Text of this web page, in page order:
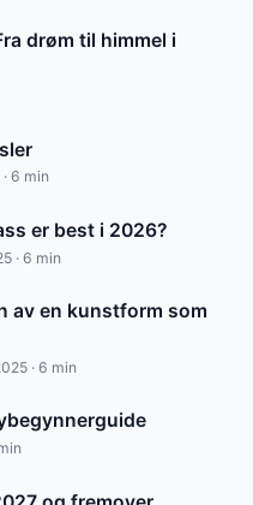
drøm til himmel i
6 min
er best i 2026?
· 6 min
av en kunstform som
· 6 min